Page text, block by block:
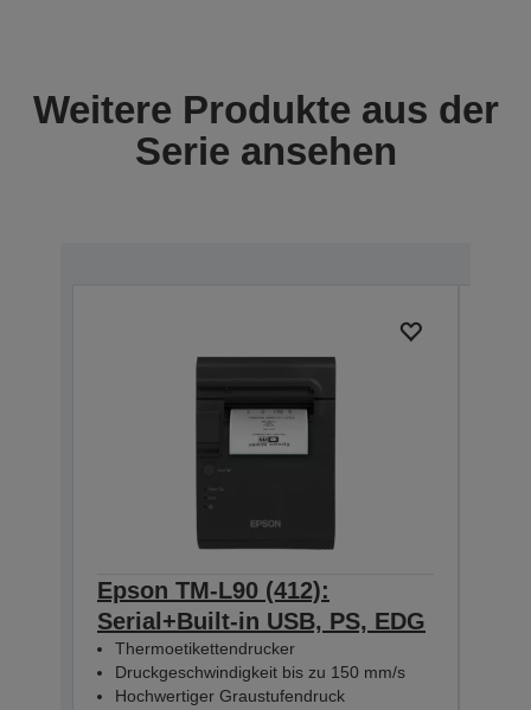
Weitere Produkte aus der
Serie ansehen
Epson TM-L90 (412):
Serial+Built-in USB, PS, EDG
Thermoetikettendrucker
Druckgeschwindigkeit bis zu 150 mm/s
Hochwertiger Graustufendruck